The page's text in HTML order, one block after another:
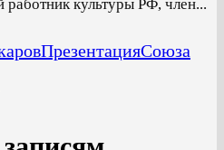
культуры РФ, член...
ПрезентацияСоюза